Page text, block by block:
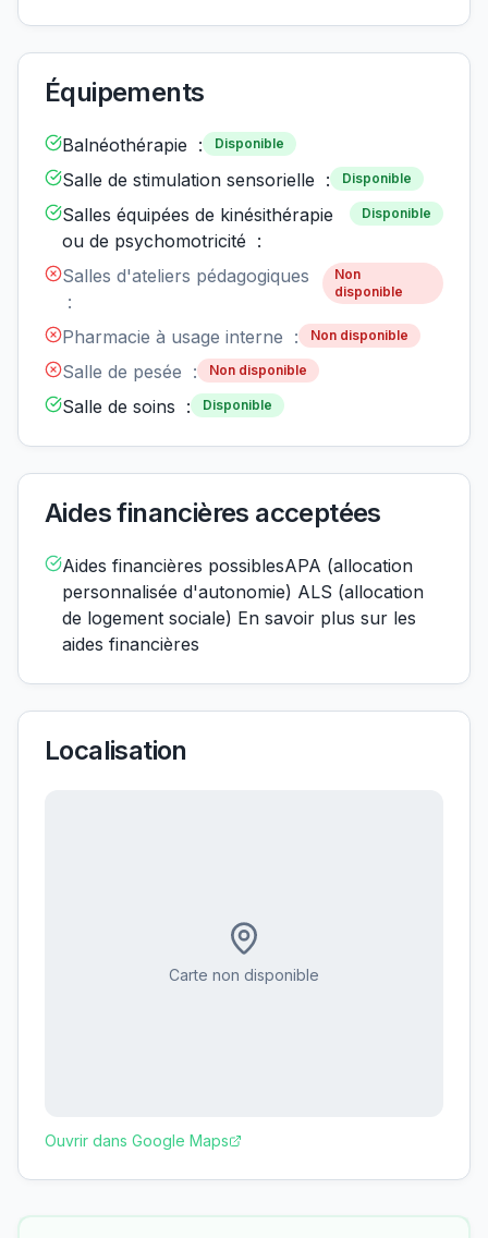
Équipements
Balnéothérapie : Disponible
Salle de stimulation sensorielle : Disponible
Salles équipées de kinésithérapie
ou de psychomotricité :
Disponible
Salles d'ateliers pédagogiques
:
Non
disponible
Pharmacie à usage interne : Non disponible
Salle de pesée : Non disponible
Salle de soins : Disponible
Aides financières acceptées
Aides financières possiblesAPA (allocation
personnalisée d'autonomie) ALS (allocation
de logement sociale) En savoir plus sur les
aides financières
Localisation
Carte non disponible
Ouvrir dans Google Maps